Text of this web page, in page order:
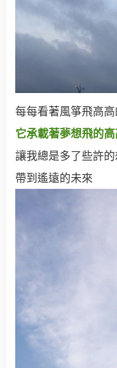
每每看著風箏飛高
它承載著夢想飛的
讓我總是多了些許
帶到遙遠的未來